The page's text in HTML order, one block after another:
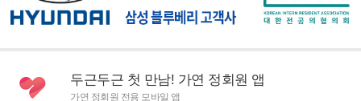
두근두근 첫 만남! 가연 정회원 앱
가연 정회원 전용 모바일 앱